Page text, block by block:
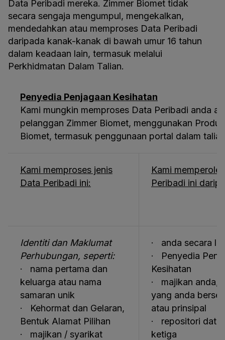
Data Peribadi mereka. Zimmer Biomet tidak
secara sengaja mengumpul, mengekalkan,
mendedahkan atau memproses Data Peribadi
daripada kanak-kanak di bawah umur 16 tahun
dalam keadaan lain, termasuk melalui
Perkhidmatan Dalam Talian.
Penyedia Penjagaan Kesihatan
Kami mungkin memproses Data Peribadi anda
pelanggan Zimmer Biomet, menggunakan
Biomet, termasuk penggunaan portal dalam
Kami memproses jenis
Data Peribadi ini:
Kami
Peribadi ini
Identiti dan Maklumat
Perhubungan, seperti:
· nama pertama dan
keluarga atau nama
samaran unik
· Kehormat dan Gelaran,
Bentuk Alamat Pilihan
· majikan / syarikat
· anda secara
· Penyedia
Kesihatan
· majikan anda,
yang anda
atau prinsipal
· repositori data
ketiga